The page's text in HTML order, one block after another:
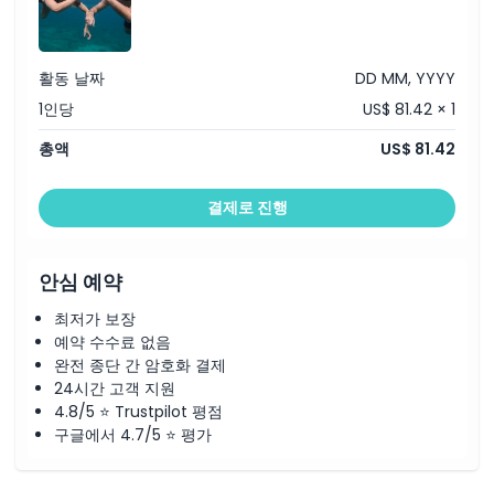
활동 날짜
DD MM, YYYY
1인당
US$ 81.42 × 1
총액
US$ 81.42
결제로 진행
안심 예약
최저가 보장
예약 수수료 없음
완전 종단 간 암호화 결제
24시간 고객 지원
4.8/5 ⭐ Trustpilot 평점
구글에서 4.7/5 ⭐ 평가